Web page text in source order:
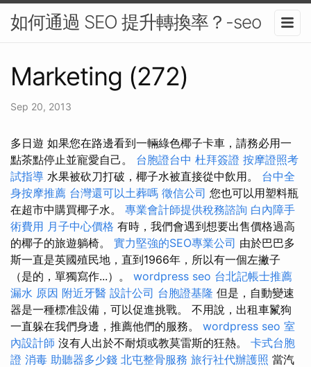
如何通過 SEO 提升轉換率？-seo
Marketing (272)
Sep 20, 2013
多日遊 如果您在路邊看到一輛綠色椰子卡車，請務必用一
點茶點停止並寵愛自己。 台胞證台中 杜拜簽證 按摩證照考
試指導 水果被砍刀打破，椰子水被直接從中飲用。 台中全
身按摩推薦 台灣還可以土葬嗎 徵信公司 您也可以用塑料瓶
在超市中購買椰子水。 專業會計師提供稅務諮詢 白內障手
術費用 月子中心價格 有時，我們會遇到想要出售價格過高
的椰子的旅遊躺椅。 實力堅強的SEO專業公司 由於巴巴多
斯一直是英國殖民地，直到1966年，所以有一個左撇子
（是的，單獨寫作...）。 wordpress seo 台北記帳士推薦
漏水 原因 附近牙醫 設計公司 台胞證基隆 但是，自動變速
器是一種標准設備，可以促進挑戰。 不用說，出租車鬣狗
一直躲在我們身邊，推薦他們的服務。 wordpress seo 室
內設計師 沒有人出於不耐煩或教莫雷斯的狂熱。 卡式台胞
證 消毒 助聽器多少錢 北屯整骨服務 旅行社代辦護照 當汽